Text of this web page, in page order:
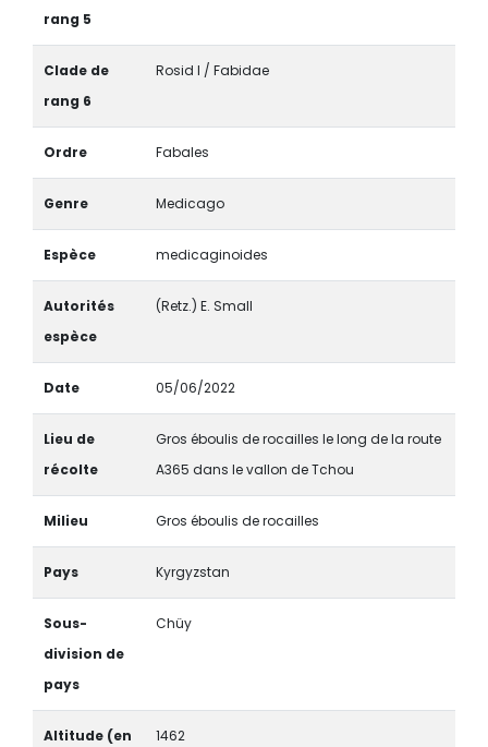
rang 5
Clade de
rang 6
Rosid I / Fabidae
Ordre Fabales
Genre Medicago
Espèce medicaginoides
Autorités
espèce
(Retz.) E. Small
Date 05/06/2022
Lieu de
récolte
Gros éboulis de rocailles le long de la route
A365 dans le vallon de Tchou
Milieu Gros éboulis de rocailles
Pays Kyrgyzstan
Sous-
division de
pays
Chüy
Altitude (en
1462